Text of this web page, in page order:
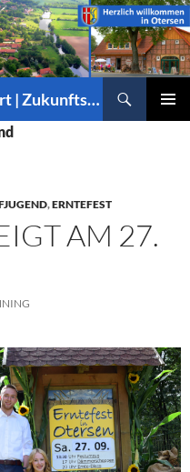
OTERSEN | Aktiv | Lebenswert | Zukunftsorientiert – mitten in Niedersachsen
,ERNTEFEST
AM 27.